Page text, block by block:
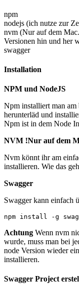
npm
nodejs (ich nutze zur
nvm (Nur auf dem
Versionen hin und her
swagger
Installation
NPM und NodeJS
Npm installiert man am
herunterläd und
Npm ist in dem Node
NVM !Nur auf dem
Nvm könnt ihr am
installieren. Wie das
Swagger
Swagger kann einfach
npm install -g
Achtung Wenn nvm
wurde, muss man bei
node Version wieder
installieren.
Swagger Project